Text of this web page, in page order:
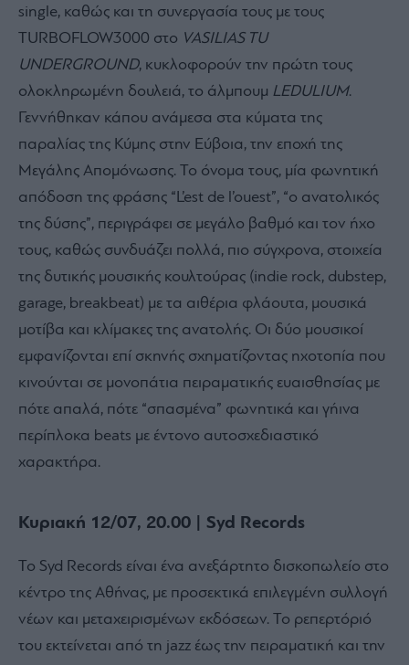
single, καθώς και τη συνεργασία τους με τους
TURBOFLOW3000 στο VASILIAS TU
UNDERGROUND, κυκλοφορούν την πρώτη τους
ολοκληρωμένη δουλειά, το άλμπουμ LEDULIUM.
Γεννήθηκαν κάπου ανάμεσα στα κύματα της
παραλίας της Κύμης στην Εύβοια, την εποχή της
Μεγάλης Απομόνωσης. Το όνομα τους, μία φωνητική
απόδοση της φράσης “L’est de l’ouest”, “ο ανατολικός
της δύσης”, περιγράφει σε μεγάλο βαθμό και τον ήχο
τους, καθώς συνδυάζει πολλά, πιο σύγχρονα, στοιχεία
της δυτικής μουσικής κουλτούρας (indie rock, dubstep,
garage, breakbeat) με τα αιθέρια φλάουτα, μουσικά
μοτίβα και κλίμακες της ανατολής. Οι δύο μουσικοί
εμφανίζονται επί σκηνής σχηματίζοντας ηχοτοπία που
κινούνται σε μονοπάτια πειραματικής ευαισθησίας με
πότε απαλά, πότε “σπασμένα” φωνητικά και γήινα
περίπλοκα beats με έντονο αυτοσχεδιαστικό
χαρακτήρα.
Κυριακή 12/07, 20.00 | Syd Records
Το Syd Records είναι ένα ανεξάρτητο δισκοπωλείο στο
κέντρο της Αθήνας, με προσεκτικά επιλεγμένη συλλογή
νέων και μεταχειρισμένων εκδόσεων. Το ρεπερτόριό
του εκτείνεται από τη jazz έως την πειραματική και την